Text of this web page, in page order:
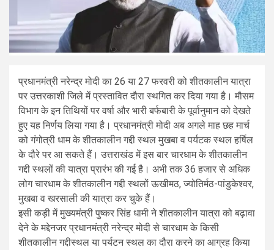
प्रधानमंत्री नरेन्द्र मोदी का 26 या 27 फरवरी को शीतकालीन यात्रा
पर उत्तरकाशी जिले में प्रस्तावित दौरा स्थगित कर दिया गया है। मौसम
विभाग के इन तिथियों पर वर्षा और भारी बर्फबारी के पूर्वानुमान को देखते
हुए यह निर्णय लिया गया है। प्रधानमंत्री मोदी अब अगले माह छह मार्च
को गंगोत्री धाम के शीतकालीन गद्दी स्थल मुखबा व पर्यटक स्थल हर्षिल
के दौरे पर आ सकते हैं। उत्तराखंड में इस बार चारधाम के शीतकालीन
गद्दी स्थलों की यात्रा प्रारंभ की गई है। अभी तक 36 हजार से अधिक
लोग चारधाम के शीतकालीन गद्दी स्थलों ऊखीमठ, ज्योतिर्मठ-पांडुकेश्वर,
मुखबा व खरसाली की यात्रा कर चुके हैं।
इसी कड़ी में मुख्यमंत्री पुष्कर सिंह धामी ने शीतकालीन यात्रा को बढ़ावा
देने के मद्देनजर प्रधानमंत्री नरेन्द्र मोदी से चारधाम के किसी
शीतकालीन गद्दीस्थल या पर्यटन स्थल का दौरा करने का आग्रह किया